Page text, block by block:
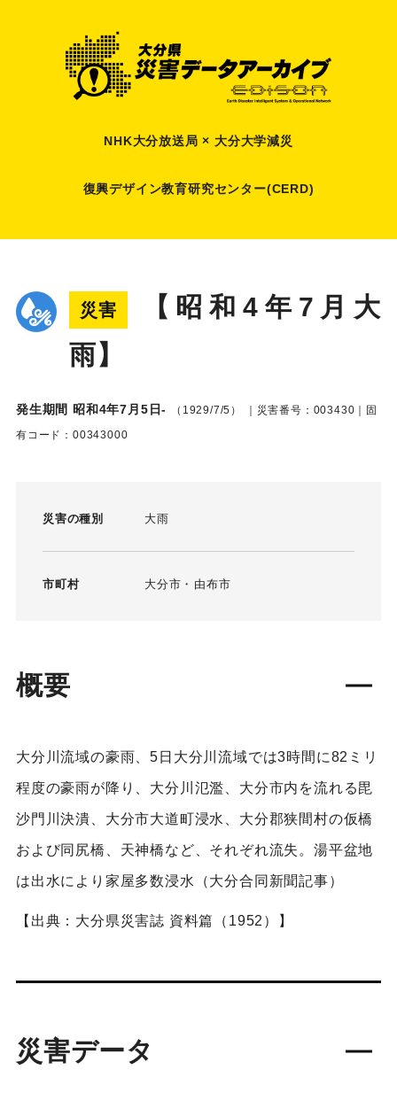
NHK大分放送局 × 大分大学減災
復興デザイン教育研究センター(CERD)
災害
【昭和4年7月大
雨】
発生期間 昭和4年7月5日- （1929/7/5）
｜災害番号：003430｜固
有コード：00343000
災害の種別 大雨
市町村 大分市 由布市
概要
大分川流域の豪雨、5日大分川流域では3時間に82ミリ
程度の豪雨が降り、大分川氾濫、大分市内を流れる毘
沙門川決潰、大分市大道町浸水、大分郡狭間村の仮橋
および同尻橋、天神橋など、それぞれ流失。湯平盆地
は出水により家屋多数浸水（大分合同新聞記事）
【出典：大分県災害誌 資料篇（1952）】
災害データ